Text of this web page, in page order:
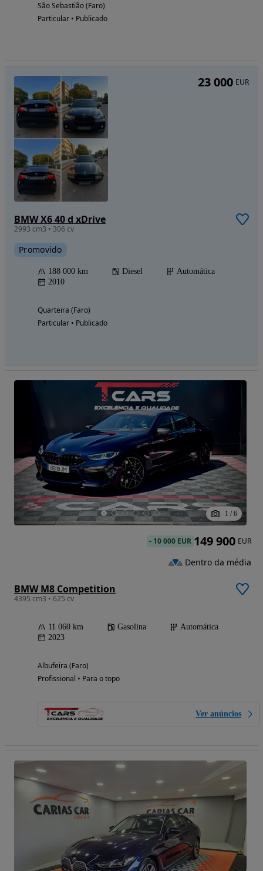
São Sebastião (Faro)
Particular • Publicado
BMW X6 40 d xDrive
2993 cm3 • 306 cv
Promovido
188 000 km Diesel
Automática
2010
Quarteira (Faro)
Particular • Publicado
23 000 EUR
1 / 6
BMW M8 Competition
4395 cm3 • 625 cv
11 060 km Gasolina
Automática
2023
Albufeira (Faro)
Profissional • Para o topo
Ver anúncios
- 10 000 EUR 149 900 EUR
Dentro da média